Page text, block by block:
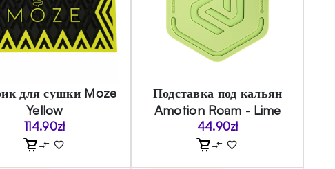
для сушки Moze
Yellow
114.90zł
Подставка под кальян
Amotion Roam - Lime
44.90zł